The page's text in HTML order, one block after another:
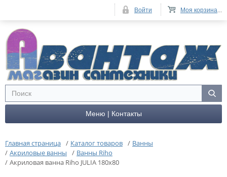
Меню | Контакты
Главная страница / Каталог товаров / Ванны
/ Акриловые ванны / Ванны Riho
/ Акриловая ванна Riho JULIA 180x80
Моя корзина...
Войти